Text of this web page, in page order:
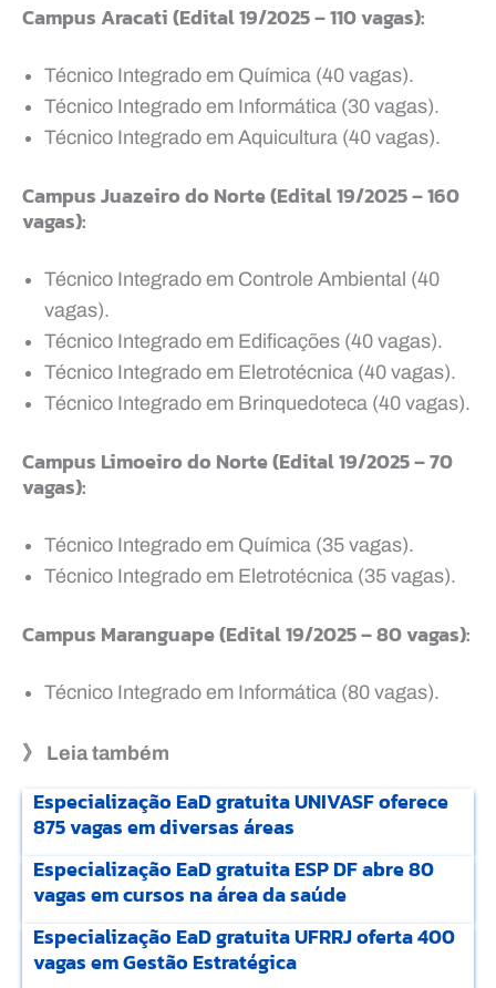
Campus Aracati (Edital 19/2025 – 110 vagas):
Técnico Integrado em Química (40 vagas).
Técnico Integrado em Informática (30 vagas).
Técnico Integrado em Aquicultura (40 vagas).
Campus Juazeiro do Norte (Edital 19/2025 – 160
vagas):
Técnico Integrado em Controle Ambiental (40
vagas).
Técnico Integrado em Edificações (40 vagas).
Técnico Integrado em Eletrotécnica (40 vagas).
Técnico Integrado em Brinquedoteca (40 vagas).
Campus Limoeiro do Norte (Edital 19/2025 – 70
vagas):
Técnico Integrado em Química (35 vagas).
Técnico Integrado em Eletrotécnica (35 vagas).
Campus Maranguape (Edital 19/2025 – 80 vagas):
Técnico Integrado em Informática (80 vagas).
》 Leia também
Especialização EaD gratuita UNIVASF oferece
875 vagas em diversas áreas
Especialização EaD gratuita ESP DF abre 80
vagas em cursos na área da saúde
Especialização EaD gratuita UFRRJ oferta 400
vagas em Gestão Estratégica